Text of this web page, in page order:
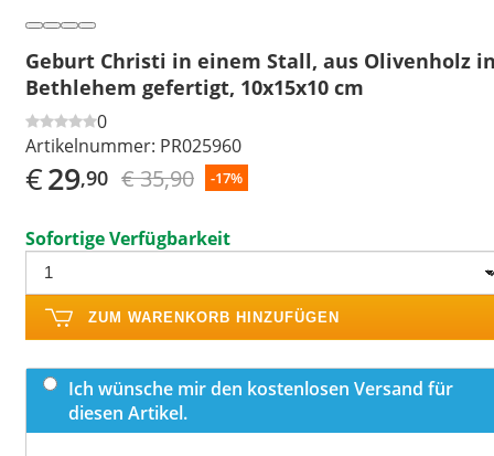
Geburt Christi in einem Stall, aus Olivenholz
Bethlehem gefertigt, 10x15x10 cm
0
Artikelnummer: PR025960
€29,90 € 35,90 -17%
Sofortige Verfügbarkeit
ZUM WARENKORB HINZUFÜGEN
Ich wünsche mir den kostenlosen Versand für
diesen Artikel.